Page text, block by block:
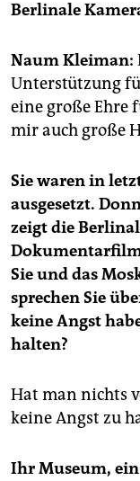
Berlinale
Naum Kleiman:
Unterstützung
eine große Ehre
mir auch große
Sie waren in
ausgesetzt.
zeigt die
Dokumentarfilm
Sie und das
sprechen Sie
keine Angst
halten?
Hat man nichts
keine Angst zu
Ihr Museum,